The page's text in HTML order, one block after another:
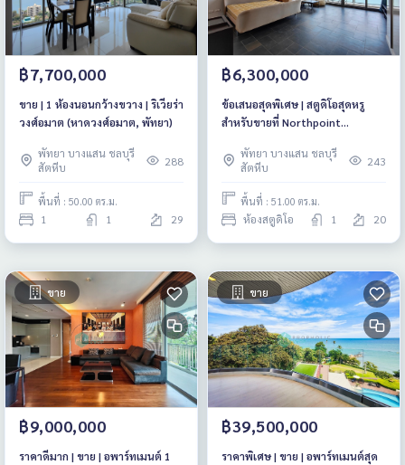
฿7,700,000
ขาย | 1 ห้องนอนกว้างขวาง | ริเวียร่า
วงศ์อมาต (หาดวงศ์อมาต, พัทยา)
พัทยา บางแสน ชลบุรี
สัตหีบ
288
พื้นที่ : 50.00 ตร.ม.
1 1 29
฿6,300,000
ข้อเสนอสุดพิเศษ | สตูดิโอสุดหรู
สำหรับขายที่ Northpoint
พัทยา)พัทยา บางแสน ชลบุรี
สัตหีบ
243
พื้นที่ : 51.00 ตร.ม.
ห้องสตูดิโอ 1 20
ขาย
฿9,000,000
ราคาดีมาก | ขาย | อพาร์ทเมนต์ 1
ขาย
฿39,500,000
ราคาพิเศษ | ขาย | อพาร์ทเมนต์สุด